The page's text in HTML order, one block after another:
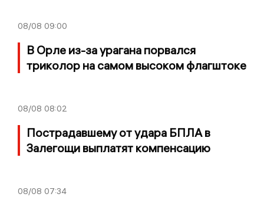
08/08 09:00
В Орле из-за урагана порвался
триколор на самом высоком флагштоке
08/08 08:02
Пострадавшему от удара БПЛА в
Залегощи выплатят компенсацию
08/08 07:34